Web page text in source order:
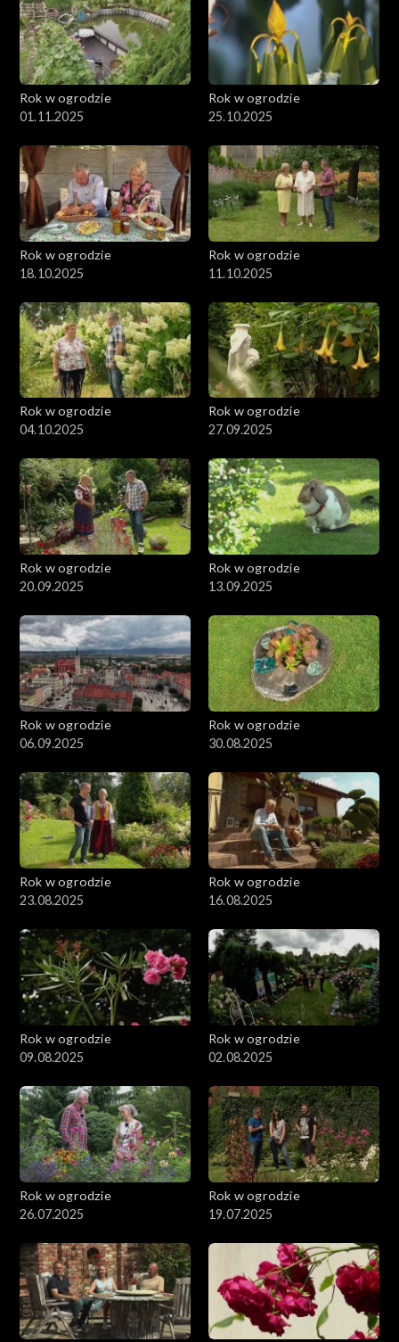
Rok w ogrodzie
01.11.2025
Rok w ogrodzie
25.10.2025
Rok w ogrodzie
18.10.2025
Rok w ogrodzie
11.10.2025
Rok w ogrodzie
04.10.2025
Rok w ogrodzie
27.09.2025
Rok w ogrodzie
20.09.2025
Rok w ogrodzie
13.09.2025
Rok w ogrodzie
06.09.2025
Rok w ogrodzie
30.08.2025
Rok w ogrodzie
23.08.2025
Rok w ogrodzie
16.08.2025
Rok w ogrodzie
09.08.2025
Rok w ogrodzie
02.08.2025
Rok w ogrodzie
26.07.2025
Rok w ogrodzie
19.07.2025